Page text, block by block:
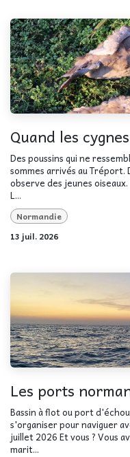
Quand les
Des poussins qui ne
sommes arrivés au
observe des jeunes
L...
Normandie
13 juil. 2026
Les ports
Bassin à flot ou port
s'organiser pour naviguer
juillet 2026 Et vous ? Vous
marit...